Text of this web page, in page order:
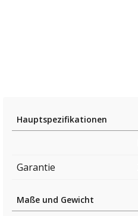
Hauptspezifikationen
Garantie
Maße und Gewicht